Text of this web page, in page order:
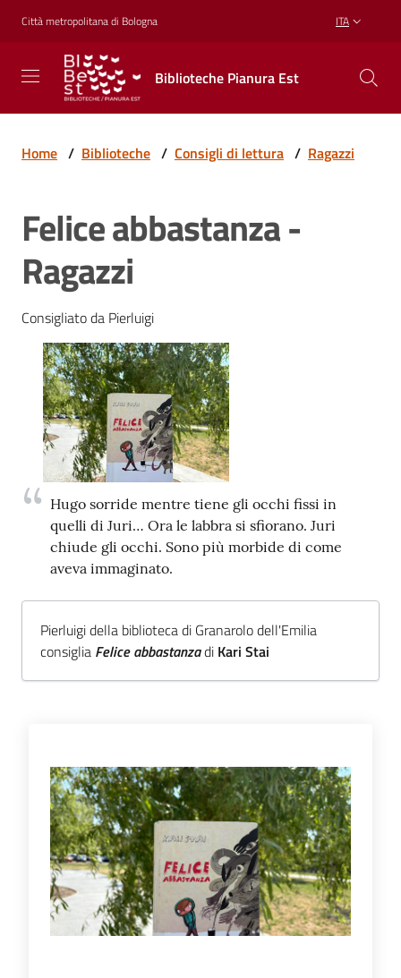
Vai al contenuto
Vai alla navigazione
Vai al footer
Città metropolitana di Bologna ITA
Biblioteche Pianura Est
Biblioteche
Pianura
Est
CREARE,
RICREARSI
Biblioteche
Cosa
offriamo
Trova
libri
Calendario
ragazzi
Home / Biblioteche / Consigli di lettura / Ragazzi
Felice abbastanza -
Ragazzi
Consigliato da Pierluigi
Hugo sorride mentre tiene gli occhi fissi in
quelli di Juri… Ora le labbra si sfiorano. Juri
chiude gli occhi. Sono più morbide di come
aveva immaginato.
Pierluigi della biblioteca di Granarolo dell'Emilia
consiglia Felice abbastanzadi Kari Stai